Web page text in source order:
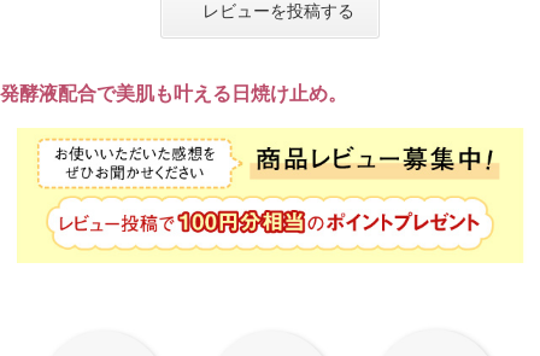
レビューを投稿する
発酵液配合で美肌も叶える日焼け止め。